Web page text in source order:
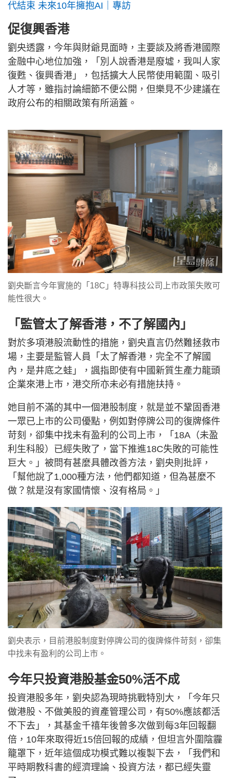
代結束 未來10年擁抱AI｜專訪
促復興香港
劉央透露，今年與財爺見面時，主要談及將香港國際
金融中心地位加強，「別人說香港是廢墟，我叫人家
復甦、復興香港」，包括擴大人民幣使用範圍、吸引
人才等，雖指討論細節不便公開，但樂見不少建議在
政府公布的相關政策有所涵蓋。
劉央斷言今年實施的「18C」特專科技公司上市政策失敗可
能性很大。
「監管太了解香港，不了解國內」
對於多項港股流動性的措施，劉央直言仍然難拯救市
場，主要是監管人員「太了解香港，完全不了解國
內，是井底之蛙」，諷指即使有中國新質生產力龍頭
企業來港上市，港交所亦未必有措施扶持。
她目前不滿的其中一個港股制度，就是並不鞏固香港
一眾已上市的公司優點，例如對停牌公司的復牌條件
苛刻，卻集中找未有盈利的公司上市，「18A（未盈
利生科股）已經失敗了，當下推進18C失敗的可能性
巨大。」被問有甚麼具體改善方法，劉央則批評，
「幫他說了1,000種方法，他們都知道，但為甚麼不
做？就是沒有家國情懷、沒有格局。」
劉央表示，目前港股制度對停牌公司的復牌條件苛刻，卻集
中找未有盈利的公司上市。
今年只投資港股基金50%活不成
投資港股多年，劉央認為現時挑戰特別大，「今年只
做港股、不做美股的資產管理公司，有50%應該都活
不下去」，其基金千禧年後曾多次做到每3年回報翻
倍，10年來取得近15倍回報的成績，但坦言外圍陰霾
籠罩下，近年這個成功模式難以複製下去，「我們和
平時期教科書的經濟理論、投資方法，都已經失靈